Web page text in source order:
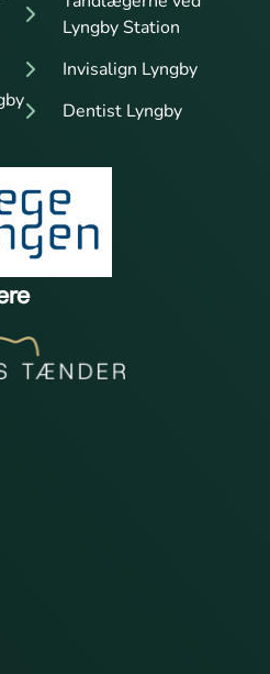
Lyngby Station
Invisalign Lyngby
Dentist Lyngby